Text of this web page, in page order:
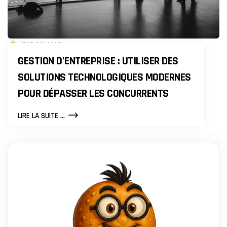
PAR COLMAR
GESTION D’ENTREPRISE : UTILISER DES
SOLUTIONS TECHNOLOGIQUES MODERNES
POUR DÉPASSER LES CONCURRENTS
LIRE LA SUITE ...GESTION
UTILISER
TECHNOLOGIQUES
MODERNES
DÉPASSER
LES
CONCURRENTS